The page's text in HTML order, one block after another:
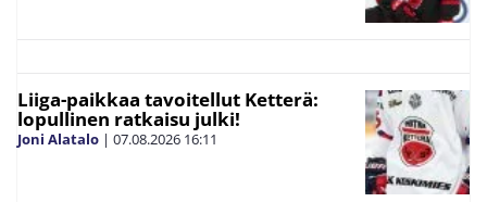
Liiga-paikkaa tavoitellut Ketterä:
lopullinen ratkaisu julki!
Joni Alatalo | 07.08.2026 16:11